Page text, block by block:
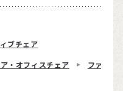
ブチェア
・オフィスチェア
ファブリ